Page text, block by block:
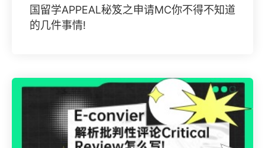
国留学APPEAL秘笈之申请MC你不得不知道
的几件事情!